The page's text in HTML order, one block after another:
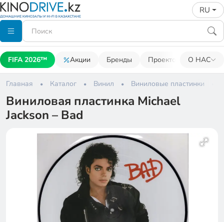
RU
FIFA 2026™ Акции Бренды Проекторы О НАС
Главная Каталог Винил Виниловые пластинки
Виниловая пластинка Michael
Jackson – Bad